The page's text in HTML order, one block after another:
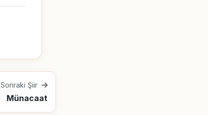
Sonraki Şiir
Münacaat